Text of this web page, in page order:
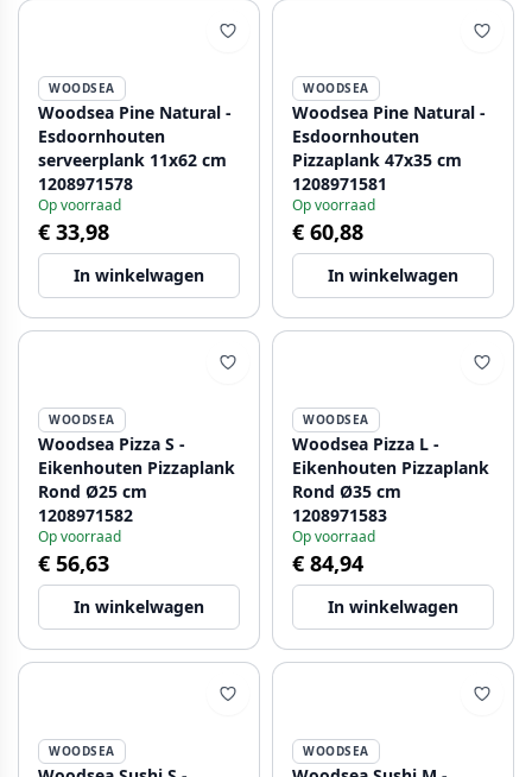
WOODSEA
Woodsea Pine Natural -
Esdoornhouten
serveerplank 11x62 cm
1208971578
Op voorraad
€ 33,98
In winkelwagen
WOODSEA
Woodsea Pine Natural -
Esdoornhouten
Pizzaplank 47x35 cm
1208971581
Op voorraad
€ 60,88
In winkelwagen
WOODSEA
Woodsea Pizza S -
Eikenhouten Pizzaplank
Rond Ø25 cm
1208971582
Op voorraad
€ 56,63
In winkelwagen
WOODSEA
Woodsea Pizza L -
Eikenhouten Pizzaplank
Rond Ø35 cm
1208971583
Op voorraad
€ 84,94
In winkelwagen
WOODSEA WOODSEA